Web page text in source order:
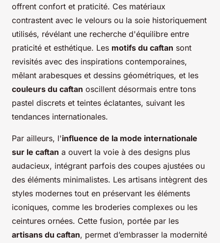
offrent confort et praticité. Ces matériaux
contrastent avec le velours ou la soie historiquement
utilisés, révélant une recherche d'équilibre entre
praticité et esthétique. Les motifs du caftan sont
revisités avec des inspirations contemporaines,
mêlant arabesques et dessins géométriques, et les
couleurs du caftan oscillent désormais entre tons
pastel discrets et teintes éclatantes, suivant les
tendances internationales.
Par ailleurs, l'influence de la mode internationale
sur le caftan a ouvert la voie à des designs plus
audacieux, intégrant parfois des coupes ajustées ou
des éléments minimalistes. Les artisans intègrent des
styles modernes tout en préservant les éléments
iconiques, comme les broderies complexes ou les
ceintures ornées. Cette fusion, portée par les
artisans du caftan, permet d’embrasser la modernité